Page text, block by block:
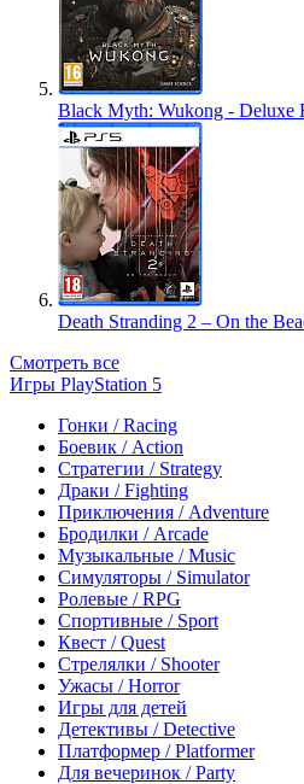
Black Myth: Wukong - Deluxe
Death Stranding 2 – On the
Смотреть все
Игры PlayStation 5
Гонки / Racing
Боевик / Action
Стратегии / Strategy
Драки / Fighting
Приключения / Adventure
Бродилки / Arcade
Музыкальные / Music
Симуляторы / Simulator
Ролевые / RPG
Спортивные / Sport
Квест / Quest
Стрелялки / Shooter
Ужасы / Horror
Игры для детей
Детективы / Detective
Платформер / Platformer
Для вечеринок / Party